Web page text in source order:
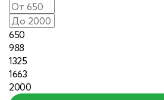
650
988
1325
1663
2000